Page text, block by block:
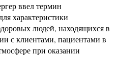
ввел термин
характеристики
людей, находящихся в
с клиентами, пациентами в
при оказании